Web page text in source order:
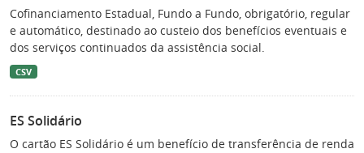
Cofinanciamento Estadual, Fundo a Fundo, obrigatório, regular
e automático, destinado ao custeio dos benefícios eventuais e
dos serviços continuados da assistência social.
CSV
ES Solidário
O cartão ES Solidário é um benefício de transferência de renda